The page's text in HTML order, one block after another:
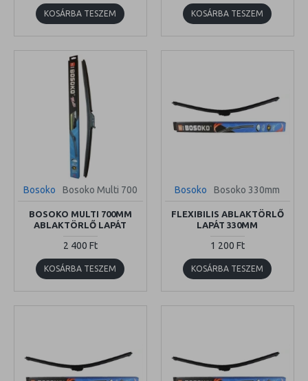
KOSÁRBA TESZEM KOSÁRBA TESZEM
Bosoko Bosoko Multi 700
BOSOKO MULTI 700MM
ABLAKTÖRLŐ LAPÁT
2 400 Ft
KOSÁRBA TESZEM
Bosoko Bosoko 330mm
FLEXIBILIS ABLAKTÖRLŐ
LAPÁT 330MM
1 200 Ft
KOSÁRBA TESZEM